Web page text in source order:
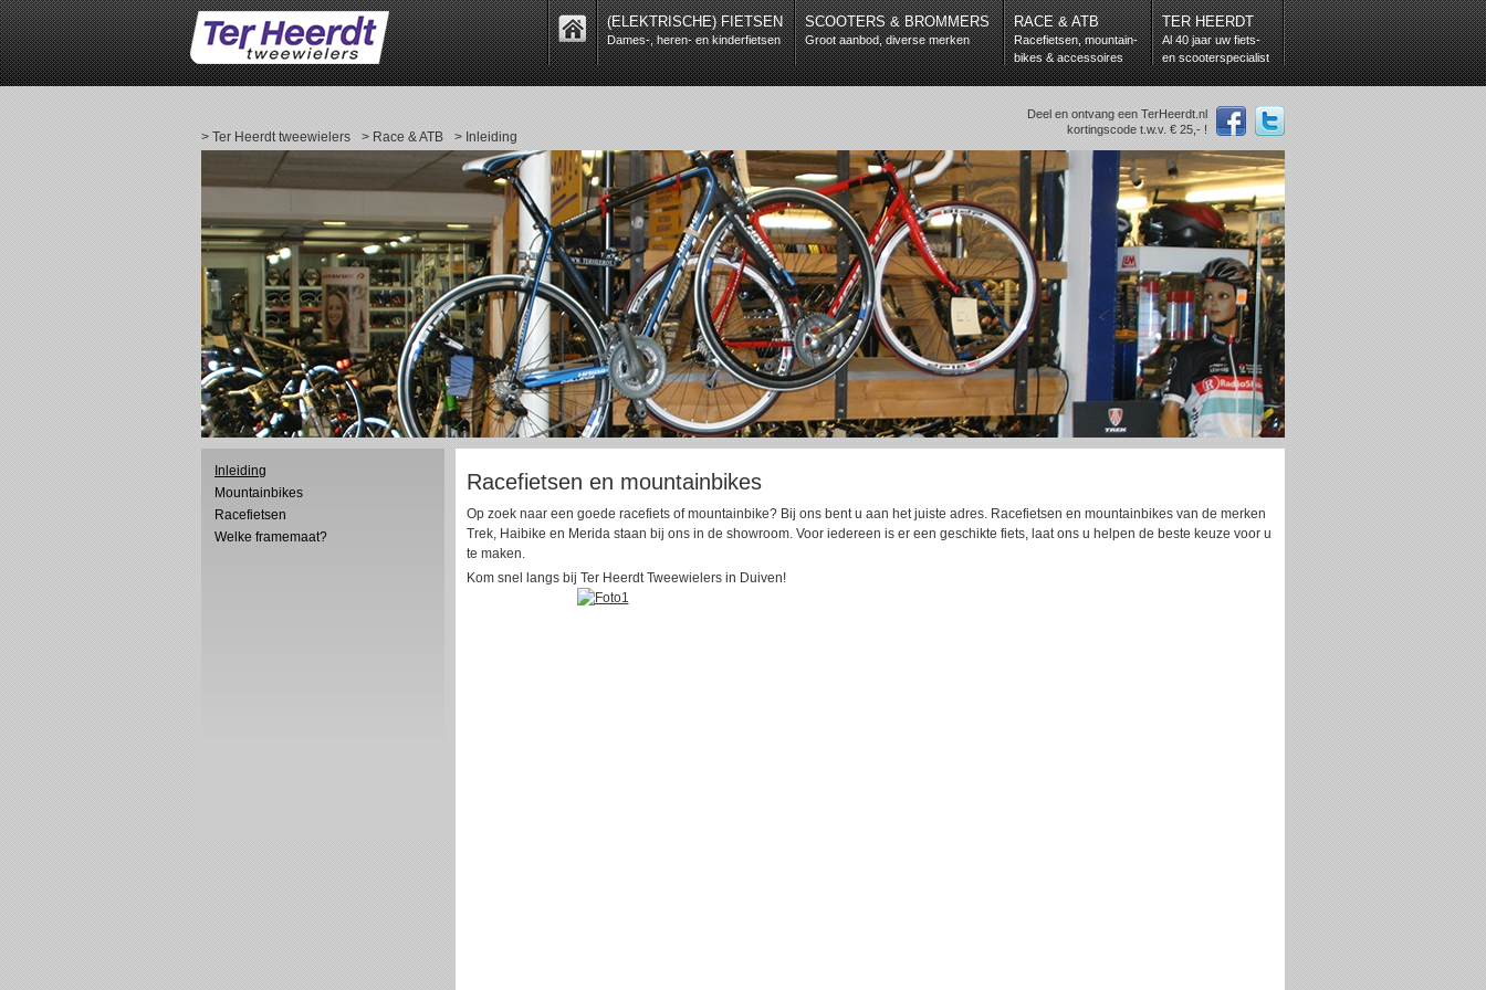
(ELEKTRISCHE) FIETSEN
Dames-, heren- en kinderfietsen
SCOOTERS & BROMMERS
Groot aanbod, diverse merken
RACE & ATB
Racefietsen, mountain-
bikes & accessoires
TER HEERDT
Al 40 jaar uw fiets-
en scooterspecialist
> Ter Heerdt tweewielers > Race & ATB > Inleiding
Deel en ontvang een TerHeerdt.nl
kortingscode t.w.v. € 25,- !
Inleiding
Mountainbikes
Racefietsen
Welke framemaat?
Racefietsen en mountainbikes
Op zoek naar een goede racefiets of mountainbike? Bij ons bent u aan het juiste adres. Racefietsen en mountainbikes van de merken
Trek, Haibike en Merida staan bij ons in de showroom. Voor iedereen is er een geschikte fiets, laat ons u helpen de beste keuze voor u
te maken.
Kom snel langs bij Ter Heerdt Tweewielers in Duiven!